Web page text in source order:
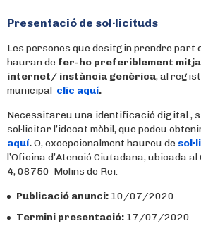
Presentació de sol·licituds
Les persones que desitgin prendre part
hauran de fer-ho preferiblement
internet/ instància genèrica, al
municipal clic aquí.
Necessitareu una identificació digital.,
sol·licitar l’idecat mòbil, que podeu
aquí.O, excepcionalment haureu de
l’Oficina d’Atenció Ciutadana, ubicada
4, 08750-Molins de Rei.
Publicació anunci: 10/07/2020
Termini presentació: 17/07/2020